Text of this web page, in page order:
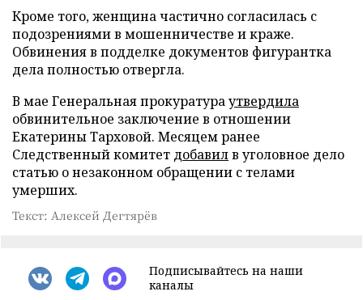
Кроме того, женщина частично согласилась с
подозрениями в мошенничестве и краже.
Обвинения в подделке документов фигурантка
дела полностью отвергла.
В мае Генеральная прокуратураутвердила
обвинительное заключение в отношении
Екатерины Тарховой. Месяцем ранее
Следственный комитет добавилв уголовное дело
статью о незаконном обращении с телами
умерших.
Текст: Алексей Дегтярёв
Подписывайтесь на наши
каналы